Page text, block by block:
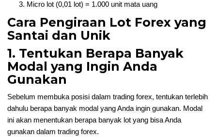
Micro lot (0,01 lot) = 1.000 unit mata uang
Cara Pengiraan Lot Forex yang
Santai dan Unik
1. Tentukan Berapa Banyak
Modal yang Ingin Anda
Gunakan
Sebelum membuka posisi dalam trading forex, tentukan terlebih
dahulu berapa banyak modal yang Anda ingin gunakan. Modal
ini akan menentukan berapa banyak lot yang bisa Anda
gunakan dalam trading forex.